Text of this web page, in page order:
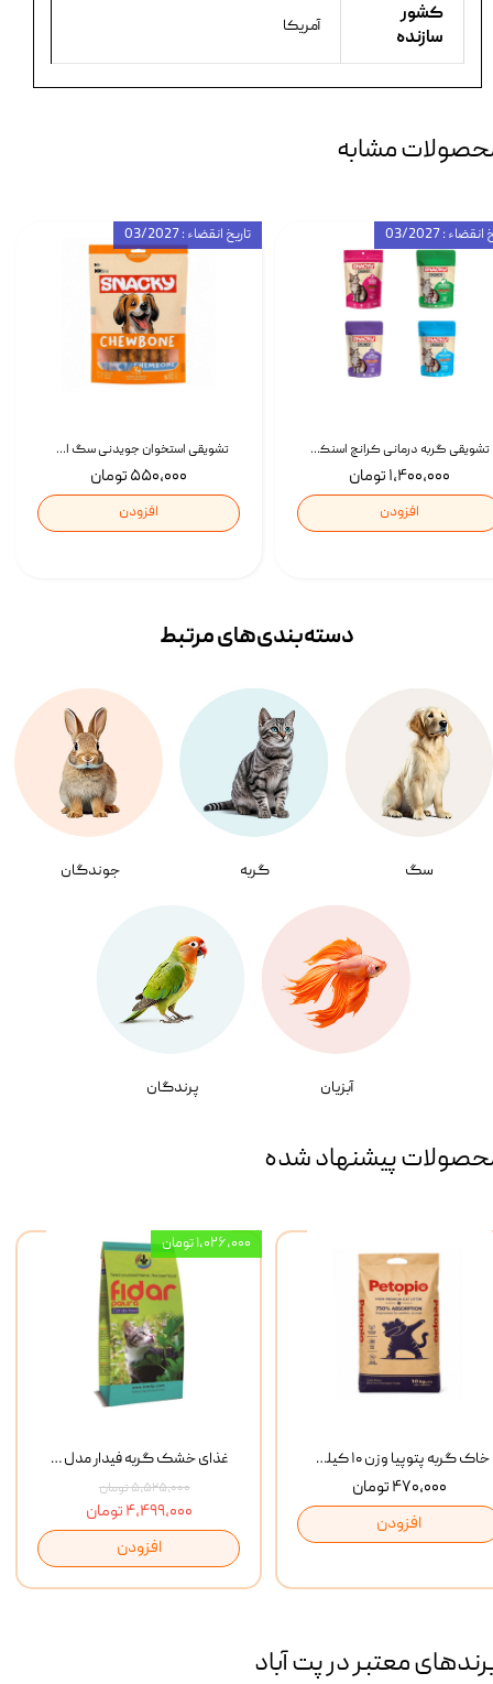
کشور
سازنده
آمریکا
مشابه
تشویقی استخوان جویدنی سگ اسنکی کرانچی با طعم مرغ Snacky Crunchy Munchy وزن 100 گرم
۵۵۰,۰۰۰ تومان
افزودن
تاریخ انقضاء : 03/2027
تشویقی گربه درمانی کرانچ اسنکی با طعم میکس Snacky Crunch Cat Treats وزن 60 گرم بسته 4 عددی
۱,۴۰۰,۰۰۰ تومان
افزودن
: 03/2027
سگ گربه جوندگان
آبزیان پرندگان
دسته‌بندی‌‌های مرتبط
پیشنهاد شده
غذای خشک گربه فیدار مدل Adult وزن 10 کیلوگرم
۵,۵۲۵,۰۰۰ تومان
۴,۴۹۹,۰۰۰ تومان
افزودن
۱,۰۲۶,۰۰۰ تومان
خاک گربه پتوپیا وزن ۱۰ کیلوگرم
۴۷۰,۰۰۰ تومان
افزودن
معتبر در پت آباد